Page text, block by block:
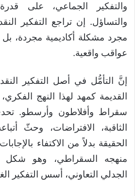
والتفكير الجماعي، على قدرة
والتساؤل. إن تراجع التفكير
مجرد مشكلة أكاديمية مجردة،
عواقب واقعية.
إنَّ التأمُّل في أصل التفكير
القديمة كمهد لهذا النهج
سقراط وأفلاطون وأرسطو.
الثاقبة، الافتراضات، وحثّ
الحقيقة بدلاً من الاكتفاء
منهجه السقراطي، وهو شكل
الجدلي التعاوني، أسس التفكير